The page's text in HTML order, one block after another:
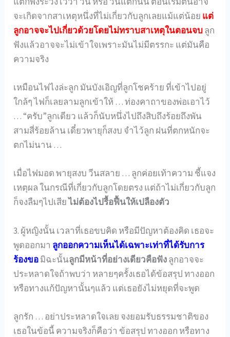
จะเกิดจากสาเหตุหนึ่งที่ไม่เกี่ยวกับลูกเลยแม้แต่น้อย แต่
ลูกอาจจะไปเกี่ยวด้วยโดยไม่ทราบสาเหตุในตอนจบลูก
ฟังแล้วอาจจะไม่เข้าใจเพราะมันไม่มีตรรกะ แต่มันคือ
ความจริง
เหมือนไฟไงล่ะลูก มันบังเอิญที่ลูกโชคร้าย ที่เข้าไปอยู่
ใกล้ๆ ไฟก็เลยลามลูกเข้าให้ … ท่องคาถาของพ่อเอาไว้
… “ครับ”ลูกเดียว แล้วก็นับหนึ่งไปถึงสิบถึงร้อยถึงพัน
สามสี่ร้อยล้าน เดี๋ยวพายุก็สงบ จำไว้ลูก ฝนที่ตกหนักจะ
ตกไม่นาน …
เมื่อไฟมอด พายุสงบ วีนสลาย … ลูกค่อยเท้าความ ชี้แจง
เหตุผล ในกรณีที่เกี่ยวกับลูกโดยตรง แต่ถ้าไม่เกี่ยวกับลูก
ก็จงลืมๆไปเสียไม่ต้องไปรื้อฟื้นให้เปลืองตัว
3. ผู้หญิงนั้น เวลาที่เธอขบคิด หรือมีปัญหาต้องคิด เธอจะ
พูดออกมา ลูกออกความเห็นได้เฉพาะเท่าที่ได้รับการ
ร้องขอมิฉะนั้นลูกมีหน้าที่อย่างเดียวคือฟังลูกอาจจะ
ประหลาดใจถ้าพบว่า หลายๆครั้งเธอได้ข้อสรุป ทางออก
หรือทางแก้ปัญหานั้นๆแล้ว แต่เธอยังไม่หยุดที่จะพูด
ลูกรัก … อย่าประหลาดใจเลย จงยอมรับธรรมชาติของ
เธอในข้อนี้ ความจริงก็คือว่า ข้อสรุป ทางออก หรือทาง